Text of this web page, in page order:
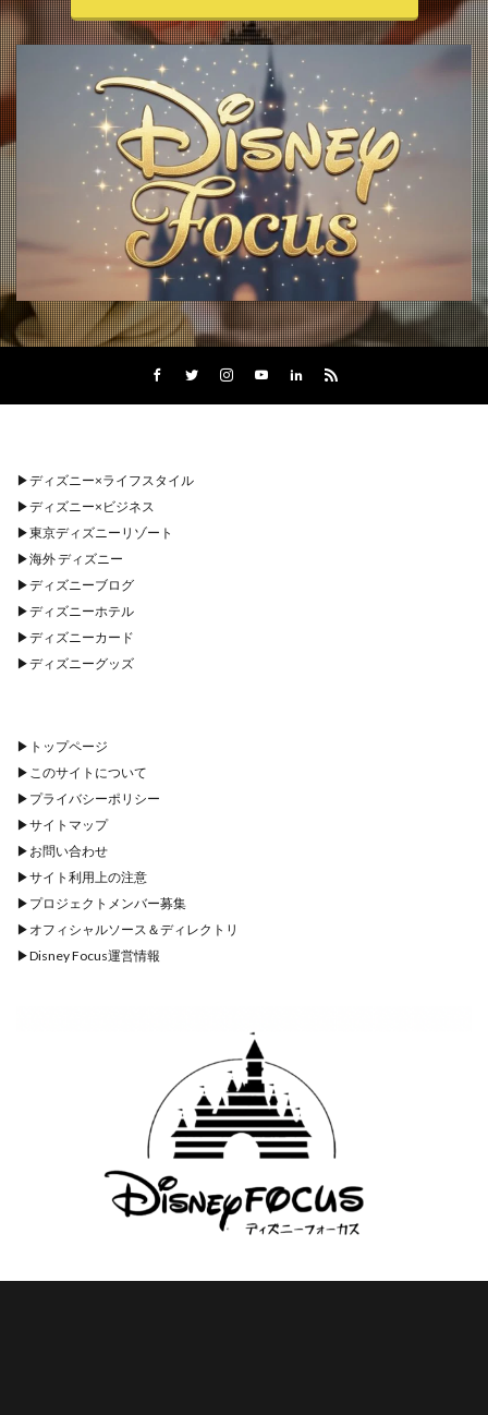
▶︎ディズニー×ライフスタイル
▶︎ディズニー×ビジネス
▶︎東京ディズニーリゾート
▶︎海外 ディズニー
▶︎ディズニーブログ
▶︎ディズニーホテル
▶︎ディズニーカード
▶︎ディズニーグッズ
▶︎ トップページ
▶︎ このサイトについて
▶︎ プライバシーポリシー
▶︎サイトマップ
▶︎ お問い合わせ
▶︎サイト利用上の注意
▶︎ プロジェクトメンバー募集
▶︎ オフィシャルソース＆ディレクトリ
▶︎Disney Focus運営情報